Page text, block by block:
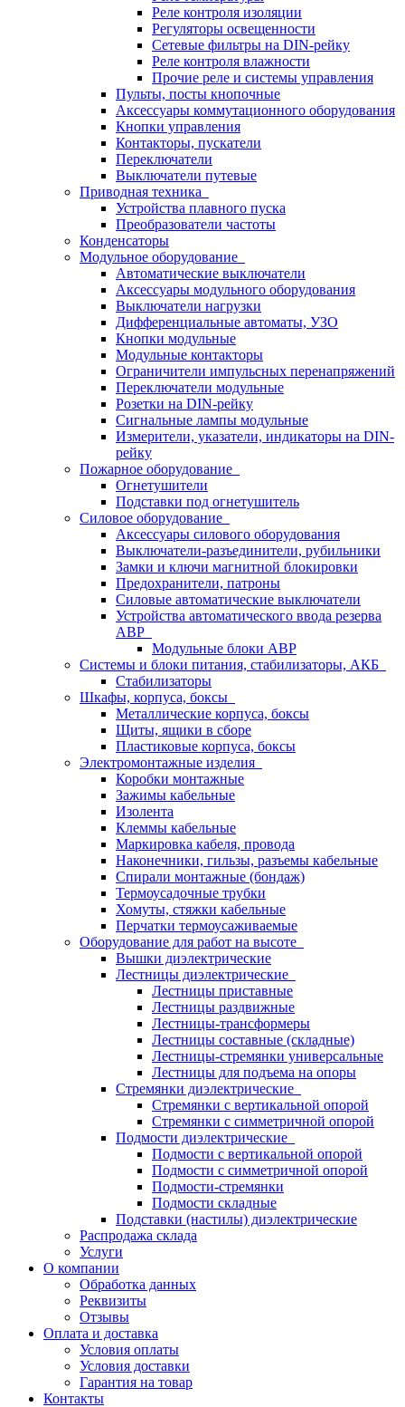
Реле контроля изоляции
Регуляторы освещенности
Сетевые фильтры на DIN-рейку
Реле контроля влажности
Прочие реле и системы управления
Пульты, посты кнопочные
Аксессуары коммутационного оборудования
Кнопки управления
Контакторы, пускатели
Переключатели
Выключатели путевые
Приводная техника
Устройства плавного пуска
Преобразователи частоты
Конденсаторы
Модульное оборудование
Автоматические выключатели
Аксессуары модульного оборудования
Выключатели нагрузки
Дифференциальные автоматы, УЗО
Кнопки модульные
Модульные контакторы
Ограничители импульсных перенапряжений
Переключатели модульные
Розетки на DIN-рейку
Сигнальные лампы модульные
Измерители, указатели, индикаторы на DIN-
рейку
Пожарное оборудование
Огнетушители
Подставки под огнетушитель
Силовое оборудование
Аксессуары силового оборудования
Выключатели-разъединители, рубильники
Замки и ключи магнитной блокировки
Предохранители, патроны
Силовые автоматические выключатели
Устройства автоматического ввода резерва
АВР
Модульные блоки АВР
Системы и блоки питания, стабилизаторы, АКБ
Стабилизаторы
Шкафы, корпуса, боксы
Металлические корпуса, боксы
Щиты, ящики в сборе
Пластиковые корпуса, боксы
Электромонтажные изделия
Коробки монтажные
Зажимы кабельные
Изолента
Клеммы кабельные
Маркировка кабеля, провода
Наконечники, гильзы, разъемы кабельные
Спирали монтажные (бондаж)
Термоусадочные трубки
Хомуты, стяжки кабельные
Перчатки термоусаживаемые
Оборудование для работ на высоте
Вышки диэлектрические
Лестницы диэлектрические
Лестницы приставные
Лестницы раздвижные
Лестницы-трансформеры
Лестницы составные (складные)
Лестницы-стремянки универсальные
Лестницы для подъема на опоры
Стремянки диэлектрические
Стремянки с вертикальной опорой
Стремянки с симметричной опорой
Подмости диэлектрические
Подмости с вертикальной опорой
Подмости с симметричной опорой
Подмости-стремянки
Подмости складные
Подставки (настилы) диэлектрические
Распродажа склада
Услуги
О компании
Обработка данных
Реквизиты
Отзывы
Оплата и доставка
Условия оплаты
Условия доставки
Гарантия на товар
Контакты